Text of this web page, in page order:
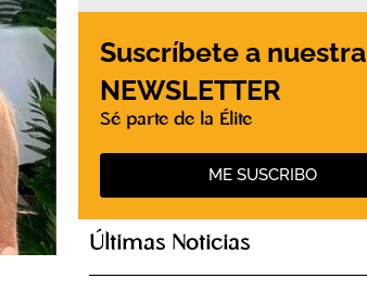
Suscríbete a nuestra
NEWSLETTER
Sé parte de la Élite
ME SUSCRIBO
Últimas Noticias